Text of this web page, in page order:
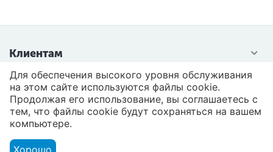
Клиентам
Контакты
Для обеспечения высокого уровня обслуживания
на этом сайте используются файлы cookie.
Продолжая его использование, вы соглашаетесь с
тем, что файлы cookie будут сохраняться на вашем
компьютере.
Хорошо